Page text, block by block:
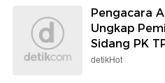
Pengacara
Ungkap
Sidang PK
detikHot